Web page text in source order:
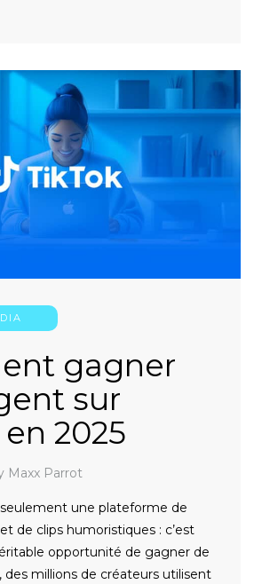
gagner
sur
2025
Maxx Parrot
seulement une plateforme de
de clips humoristiques : c’est
opportunité de gagner de
des millions de créateurs utilisent